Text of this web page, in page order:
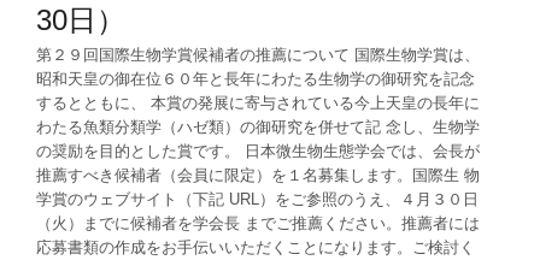
30日）
第２９回国際生物学賞候補者の推薦について 国際生物学賞は、
昭和天皇の御在位６０年と長年にわたる生物学の御研究を記念
するとともに、 本賞の発展に寄与されている今上天皇の長年に
わたる魚類分類学（ハゼ類）の御研究を併せて記 念し、生物学
の奨励を目的とした賞です。 日本微生物生態学会では、会長が
推薦すべき候補者（会員に限定）を１名募集します。国際生 物
学賞のウェブサイト（下記 URL）をご参照のうえ、４月３０日
（火）までに候補者を学会長 までご推薦ください。推薦者には
応募書類の作成をお手伝いいただくことになります。ご検討く